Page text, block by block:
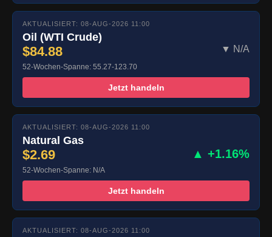
AKTUALISIERT: 08-AUG-2026 11:00
Oil (WTI Crude)
$84.88 ▼ N/A
52-Wochen-Spanne: 55.27-123.70
Jetzt handeln
AKTUALISIERT: 08-AUG-2026 11:00
Natural Gas
$2.69 ▲ +1.16%
52-Wochen-Spanne: N/A
Jetzt handeln
AKTUALISIERT: 08-AUG-2026 11:00